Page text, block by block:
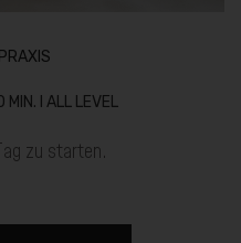
MIN. I ALL LEVEL
zu starten.